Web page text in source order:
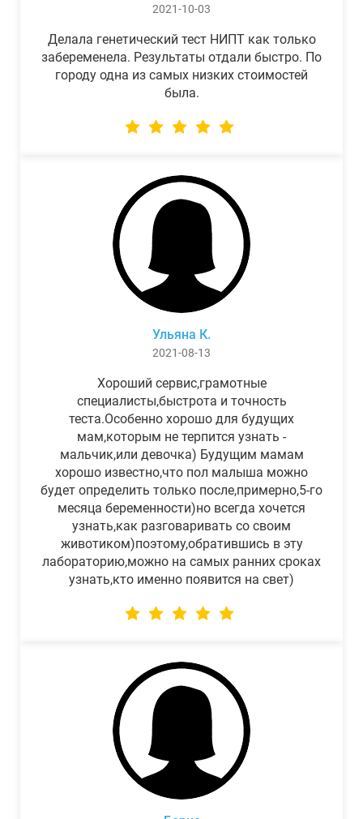
2021-10-03
Делала генетический тест НИПТ как только
забеременела. Результаты отдали быстро. По
городу одна из самых низких стоимостей
была.
Ульяна К.
2021-08-13
Хороший сервис,грамотные
специалисты,быстрота и точность
теста.Особенно хорошо для будущих
мам,которым не терпится узнать -
мальчик,или девочка) Будущим мамам
хорошо известно,что пол малыша можно
будет определить только после,примерно,5-го
месяца беременности)но всегда хочется
узнать,как разговаривать со своим
животиком)поэтому,обратившись в эту
лабораторию,можно на самых ранних сроках
узнать,кто именно появится на свет)